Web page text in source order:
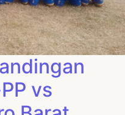
vs